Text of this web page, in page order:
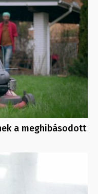
a meghibásodott